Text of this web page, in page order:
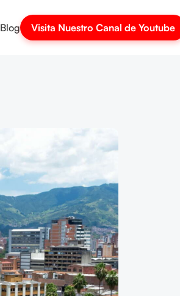
Blog Visita Nuestro Canal de Youtube